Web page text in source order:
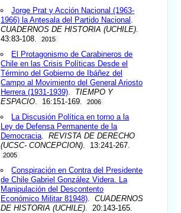
Jorge Prat y Acción Nacional (1963-
1966) la Antesala del Partido Nacional
CUADERNOS DE HISTORIA (UCHILE)
43:83-108.
2015
El Protagonismo de Carabineros de
Chile en las Crisis Políticas Desde el
Término del Gobierno de Ibáñez del
Campo al Movimiento del General Ariosto
Herrera (1931-1939)
TIEMPO Y
ESPACIO . 16:151-169. 2006
La Discusión Política en torno a la
Ley de Defensa Permanente de la
Democracia .REVISTA DE DERECHO
(UCSC- CONCEPCION) . 13:241-267.
2005
Conspiración en Contra del Presidente
de Chile Gabriel González Videra. La
Manipulación del Descontento
Económico Militar 81948) .CUADERNOS
DE HISTORIA (UCHILE) . 20:143-165.